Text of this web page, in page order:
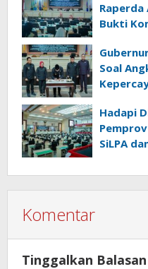
Raperda
Bukti
Soal
Hadapi
SiLPA
Komentar
Tinggalkan Balasan